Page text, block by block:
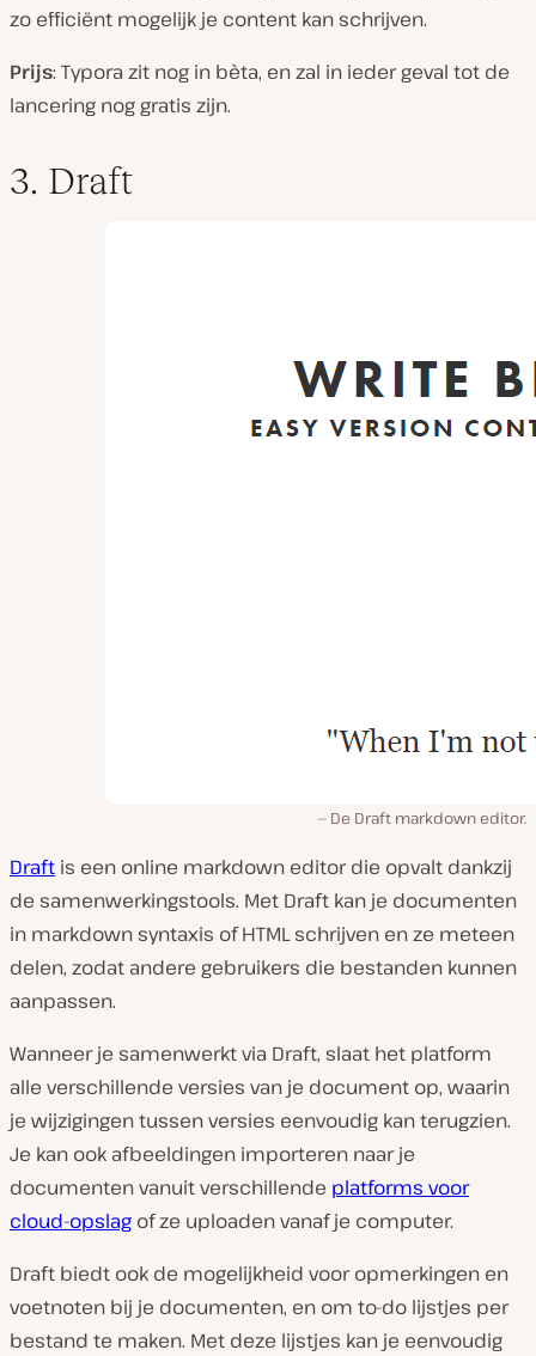
zo efficiënt mogelijk je content kan schrijven.
Prijs: Typora zit nog in bèta, en zal in ieder geval tot de
lancering nog gratis zijn.
3. Draft
De Draft markdown editor.
Draft is een online markdown editor die opvalt dankzij
de samenwerkingstools. Met Draft kan je documenten
in markdown syntaxis of HTML schrijven en ze meteen
delen, zodat andere gebruikers die bestanden kunnen
aanpassen.
Wanneer je samenwerkt via Draft, slaat het platform
alle verschillende versies van je document op, waarin
je wijzigingen tussen versies eenvoudig kan terugzien.
Je kan ook afbeeldingen importeren naar je
documenten vanuit verschillende platforms voor
cloud-opslag of ze uploaden vanaf je computer.
Draft biedt ook de mogelijkheid voor opmerkingen en
voetnoten bij je documenten, en om to-do lijstjes per
bestand te maken. Met deze lijstjes kan je eenvoudig